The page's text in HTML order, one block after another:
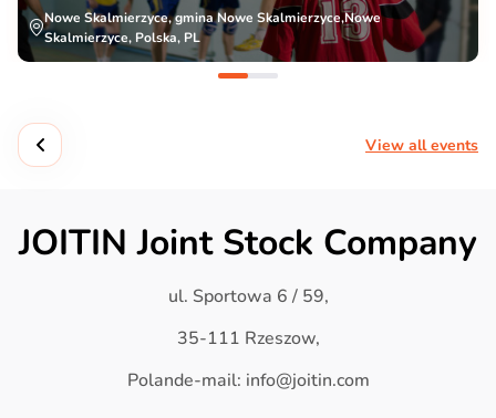
Nowe Skalmierzyce, gmina Nowe Skalmierzyce,Nowe
Skalmierzyce, Polska, PL
View all events
JOITIN Joint Stock Company
ul. Sportowa 6 / 59,
35-111 Rzeszow,
Polande-mail: info@joitin.com